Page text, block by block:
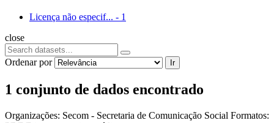
Licença não especif... - 1
close
Ordenar por Ir
1 conjunto de dados encontrado
Organizações: Secom - Secretaria de Comunicação Social Formatos: